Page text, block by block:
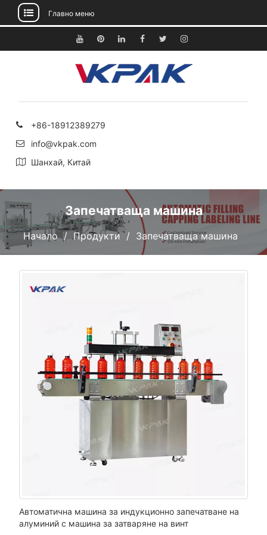
към
Главно меню
YoutubePinterestLinkedinFacebook
TwitterInstagram
+86-18912389279
info@vkpak.com
Шанхай, Китай
Запечатваща машина
Начало Продукти Запечатваща машина
Автоматична машина за индукционно запечатване на
алуминий с машина за затваряне на винт